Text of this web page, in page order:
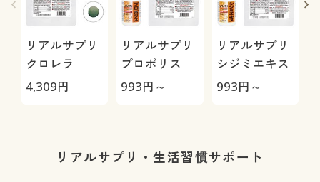
リアルサプリ
クロレラ
4,309円
リアルサプリ
プロポリス
993円～
リアルサプリ
シジミエキス
993円～
リアルサプリ・生活習慣サポート